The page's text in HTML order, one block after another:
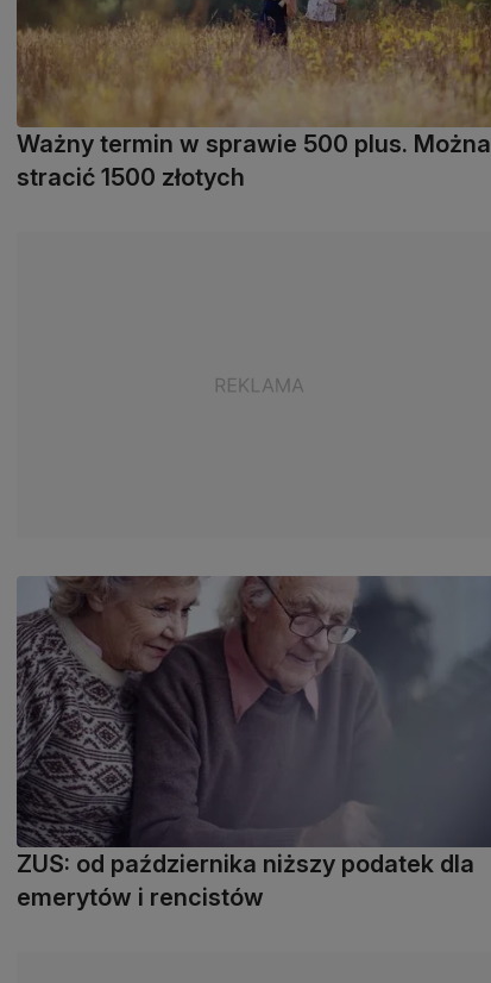
Ważny termin w sprawie 500 plus. Można
stracić 1500 złotych
ZUS: od października niższy podatek dla
emerytów i rencistów